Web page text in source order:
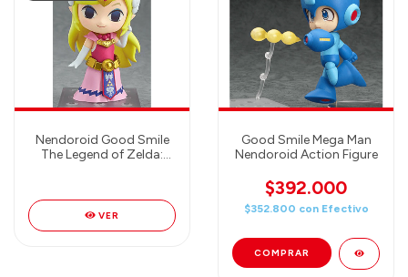
Nendoroid Good Smile
The Legend of Zelda:
VER
Good Smile Mega Man
Nendoroid Action Figure
$392.000
$352.800 con Efectivo